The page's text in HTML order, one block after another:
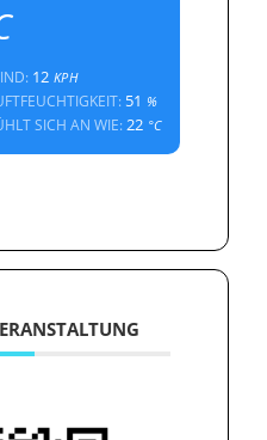
12 KPH
51 %
SICH AN WIE:22 °C